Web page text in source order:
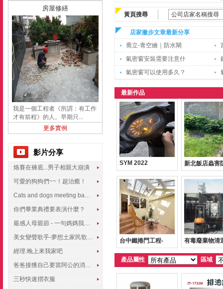
房屋修繕
我是一個工程者《所謂：有工作
才有前程》的人。早期只...
更多實例
影片分享
烙賽在褲底...男子相親大崩潰
可愛的狗狗們~~！超治癒！
Cats and dogs meeting babies for the first time
你們畢業典禮要表演什麼？
最感人母親節 - 一句媽媽我愛你
美女變聲歌手-夢想土家民歌傳遍世界
經理.晚上來我家吧
爸爸接獲自己要當阿公的消息，反應史上最可愛!!!
三秒快速摺衣服
黃頁搜尋
店家撇步文章最新分享
喬立-青空繪｜防水閘
氣密窗安裝需要注意什
氣密窗可以使用多久？
最新作品
SYM 2022 新北飯店蟲害
台中鐵捲門工程- 有毒廢棄物清
產品屬性 區域